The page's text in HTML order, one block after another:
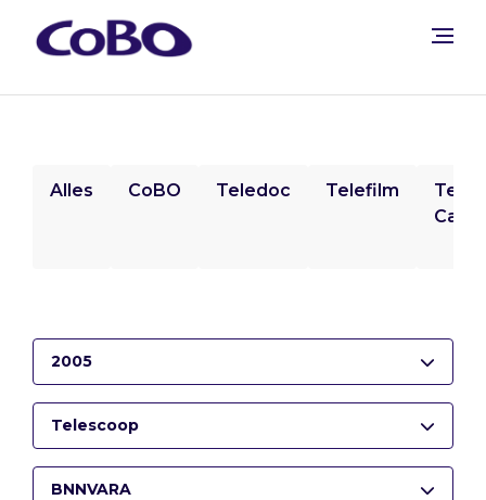
Alles CoBO Teledoc Telefilm
2005
Telescoop
BNNVARA